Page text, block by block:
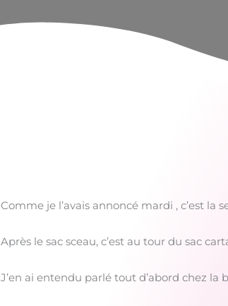
Comme je l’avais annoncé mardi , c’est la
Après le sac sceau, c’est au tour du sac
J’en ai entendu parlé tout d’abord chez